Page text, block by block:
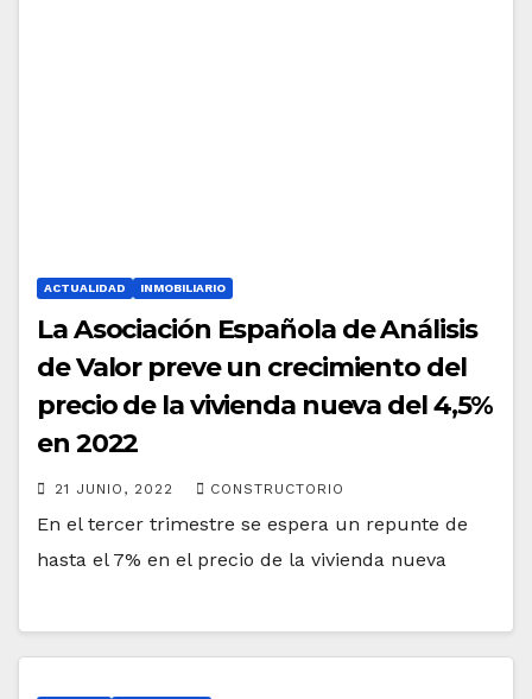
ACTUALIDAD INMOBILIARIO
La Asociación Española de Análisis
de Valor preve un crecimiento del
precio de la vivienda nueva del 4,5%
en 2022
21 JUNIO, 2022 CONSTRUCTORIO
En el tercer trimestre se espera un repunte de
hasta el 7% en el precio de la vivienda nueva